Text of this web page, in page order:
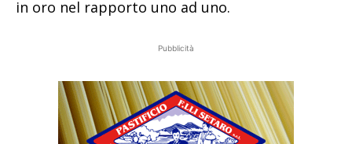
in oro nel rapporto uno ad uno.
Pubblicità